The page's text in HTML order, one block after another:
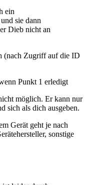
ein
sie dann
Dieb nicht an
(nach Zugriff auf die ID
Punkt 1 erledigt
möglich. Er kann nur
sich als dich ausgeben.
Gerät geht je nach
sonstige